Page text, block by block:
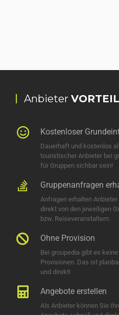
Anbieter
Kostenloser
Dauerhaft und kostenlos
touristischer Anbieter bei
für Gruppen sichbar sein!
Gruppenanfragen
Anfragen erhalten Anbieter
direkt von den jeweiligen
bzw. Reiseveranstaltern.
Ohne Provision
Bei groupedia gibt es keine
Provisionen. Das ist
und direkt!
Angebote erstellen
Als Anbieter können Sie